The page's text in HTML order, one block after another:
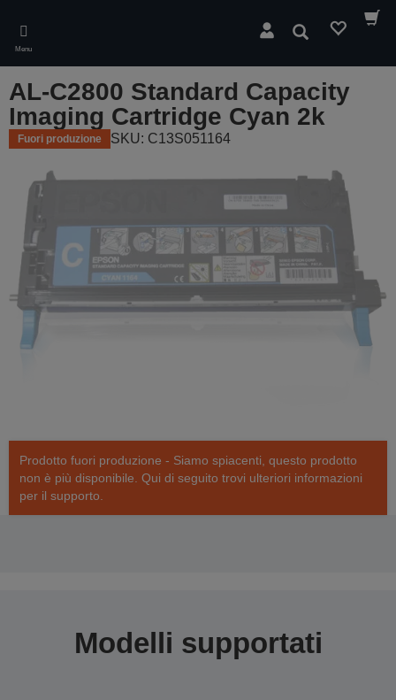
main
content
Menu
Cerca
AL-C2800 Standard Capacity
Imaging Cartridge Cyan 2k
Fuori produzione SKU: C13S051164
Prodotto fuori produzione - Siamo spiacenti, questo prodotto
non è più disponibile. Qui di seguito trovi ulteriori informazioni
per il supporto.
Modelli supportati